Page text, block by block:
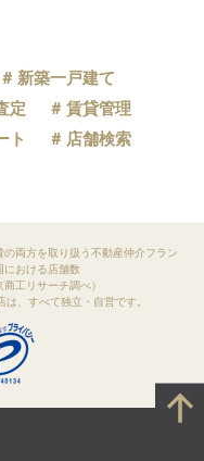
新築一戸建て
定
賃貸管理
ト
店舗検索
両方を取り扱う不動産仲介フラン
における店舗数
工リサーチ調べ）
、すべて独立・自営です。